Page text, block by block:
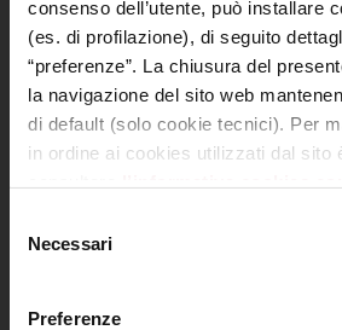
consenso dell’utente, può installare
(es. di profilazione), di seguito
“preferenze”. La chiusura del
la navigazione del sito web
di default (solo cookie tecnici). Per
in ordine ai cookies utilizzati dal sito
mediante il link “
delNecessari
Preferenze
NEGOZI
GIFT CARD
EVENTI
I NOSTRI SERVIZI
IL TUO BUSINESS AL CENTRO
CONTATTI
Il tuo business
al centro
Contattaci per informazioni sui nostri